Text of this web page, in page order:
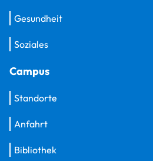
Gesundheit
Soziales
Campus
Standorte
Anfahrt
Bibliothek